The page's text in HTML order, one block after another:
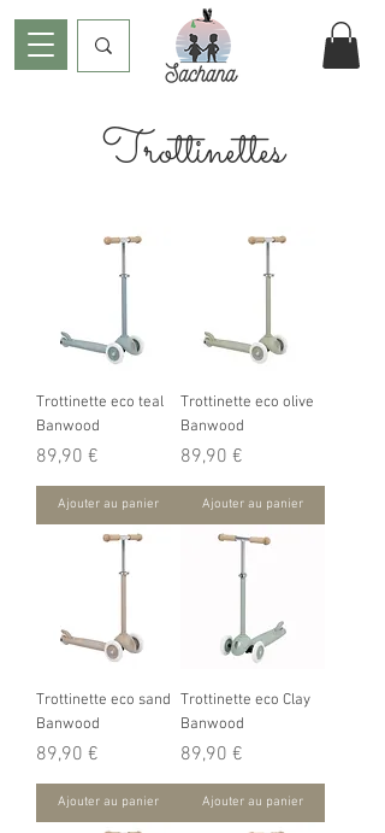
Trottinettes
Trottinette eco teal
Banwood
Prix
89,90 €
Ajouter au panier
Trottinette eco olive
Banwood
Prix
89,90 €
Ajouter au panier
Trottinette eco sand
Banwood
Prix
89,90 €
Ajouter au panier
Trottinette eco Clay
Banwood
Prix
89,90 €
Ajouter au panier